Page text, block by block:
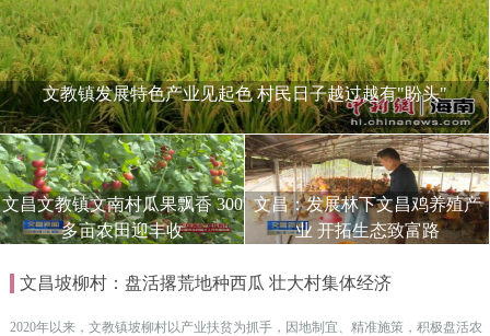
文教镇发展特色产业见起色 村民日子越过越有"盼头"
文昌文教镇文南村瓜果飘香 300
多亩农田迎丰收
文昌：发展林下文昌鸡养殖产
业 开拓生态致富路
文昌坡柳村：盘活撂荒地种西瓜 壮大村集体经济
2020年以来，文教镇坡柳村以产业扶贫为抓手，因地制宜、精准施策，积极盘活农